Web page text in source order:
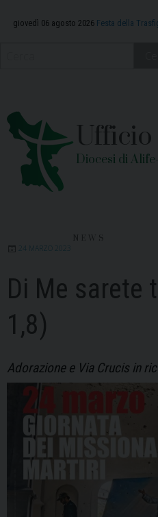
giovedì 06 agosto 2026 Festa della
Diocesi di
24 MARZO 2023
Di Me sarete
1,8)
Adorazione e Via Crucis in